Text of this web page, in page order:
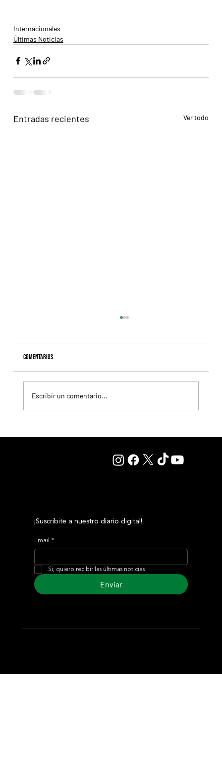
Internacionales
Últimas Noticias
Entradas recientes Ver todo
Comentarios
Escribir un comentario...
¡Suscribite a nuestro diario digital!
Email *
Si, quiero recibir las últimas noticias
Enviar